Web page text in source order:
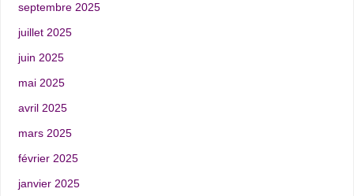
septembre 2025
juillet 2025
juin 2025
mai 2025
avril 2025
mars 2025
février 2025
janvier 2025